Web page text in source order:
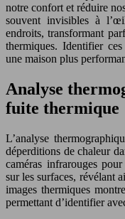
notre confort et réduire
souvent invisibles à
endroits, transformant
thermiques. Identifier
une maison plus
Analyse
fuite thermique
L’analyse
déperditions de chaleur
caméras infrarouges
sur les surfaces, révélant
images thermiques
permettant d’identifier